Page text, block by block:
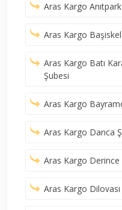
Aras Kargo
Aras Kargo
Aras Kargo Batı
Şubesi
Aras Kargo
Aras Kargo Darıca
Aras Kargo Derince
Aras Kargo Dilovası